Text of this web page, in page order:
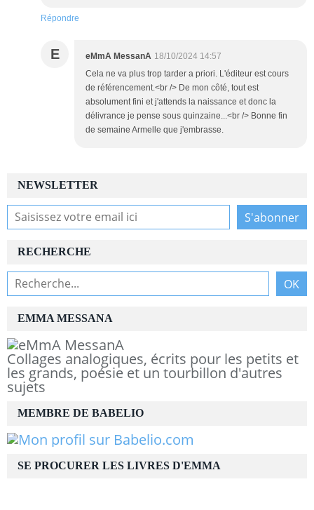
Répondre
E eMmA MessanA 18/10/2024 14:57
Cela ne va plus trop tarder a priori. L'éditeur est cours
de référencement.<br /> De mon côté, tout est
absolument fini et j'attends la naissance et donc la
délivrance je pense sous quinzaine...<br /> Bonne fin
de semaine Armelle que j'embrasse.
NEWSLETTER
RECHERCHE
EMMA MESSANA
Collages analogiques, écrits pour les petits et
les grands, poésie et un tourbillon d'autres
sujets
MEMBRE DE BABELIO
SE PROCURER LES LIVRES D'EMMA